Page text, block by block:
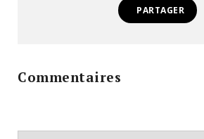
PARTAGER
Commentaires